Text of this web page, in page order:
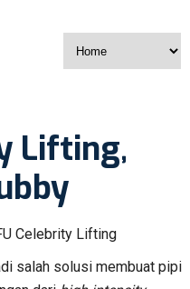
Lifting,
salah solusi membuat pipi